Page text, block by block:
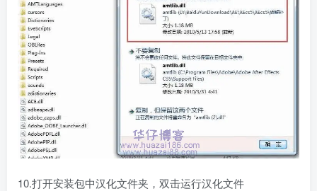
10.打开安装包中汉化文件夹，双击运行汉化文件